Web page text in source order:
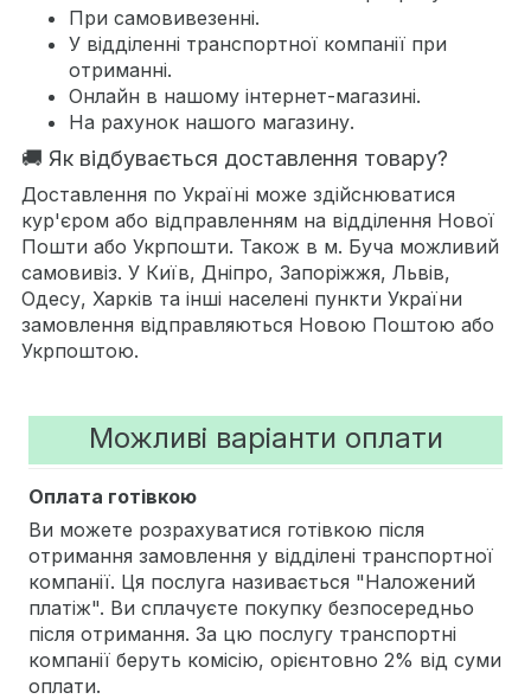
При самовивезенні.
У відділенні транспортної компанії при
отриманні.
Онлайн в нашому інтернет-магазині.
На рахунок нашого магазину.
🚚 Як відбувається доставлення товару?
Доставлення по Україні може здійснюватися
кур'єром або відправленням на відділення Нової
Пошти або Укрпошти. Також в м. Буча можливий
самовивіз. У Київ, Дніпро, Запоріжжя, Львів,
Одесу, Харків та інші населені пункти України
замовлення відправляються Новою Поштою або
Укрпоштою.
Можливі варіанти оплати
Оплата готівкою
Ви можете розрахуватися готівкою після
отримання замовлення у відділені транспортної
компанії. Ця послуга називається "Наложений
платіж". Ви сплачуєте покупку безпосередньо
після отримання. За цю послугу транспортні
компанії беруть комісію, орієнтовно 2% від суми
оплати.